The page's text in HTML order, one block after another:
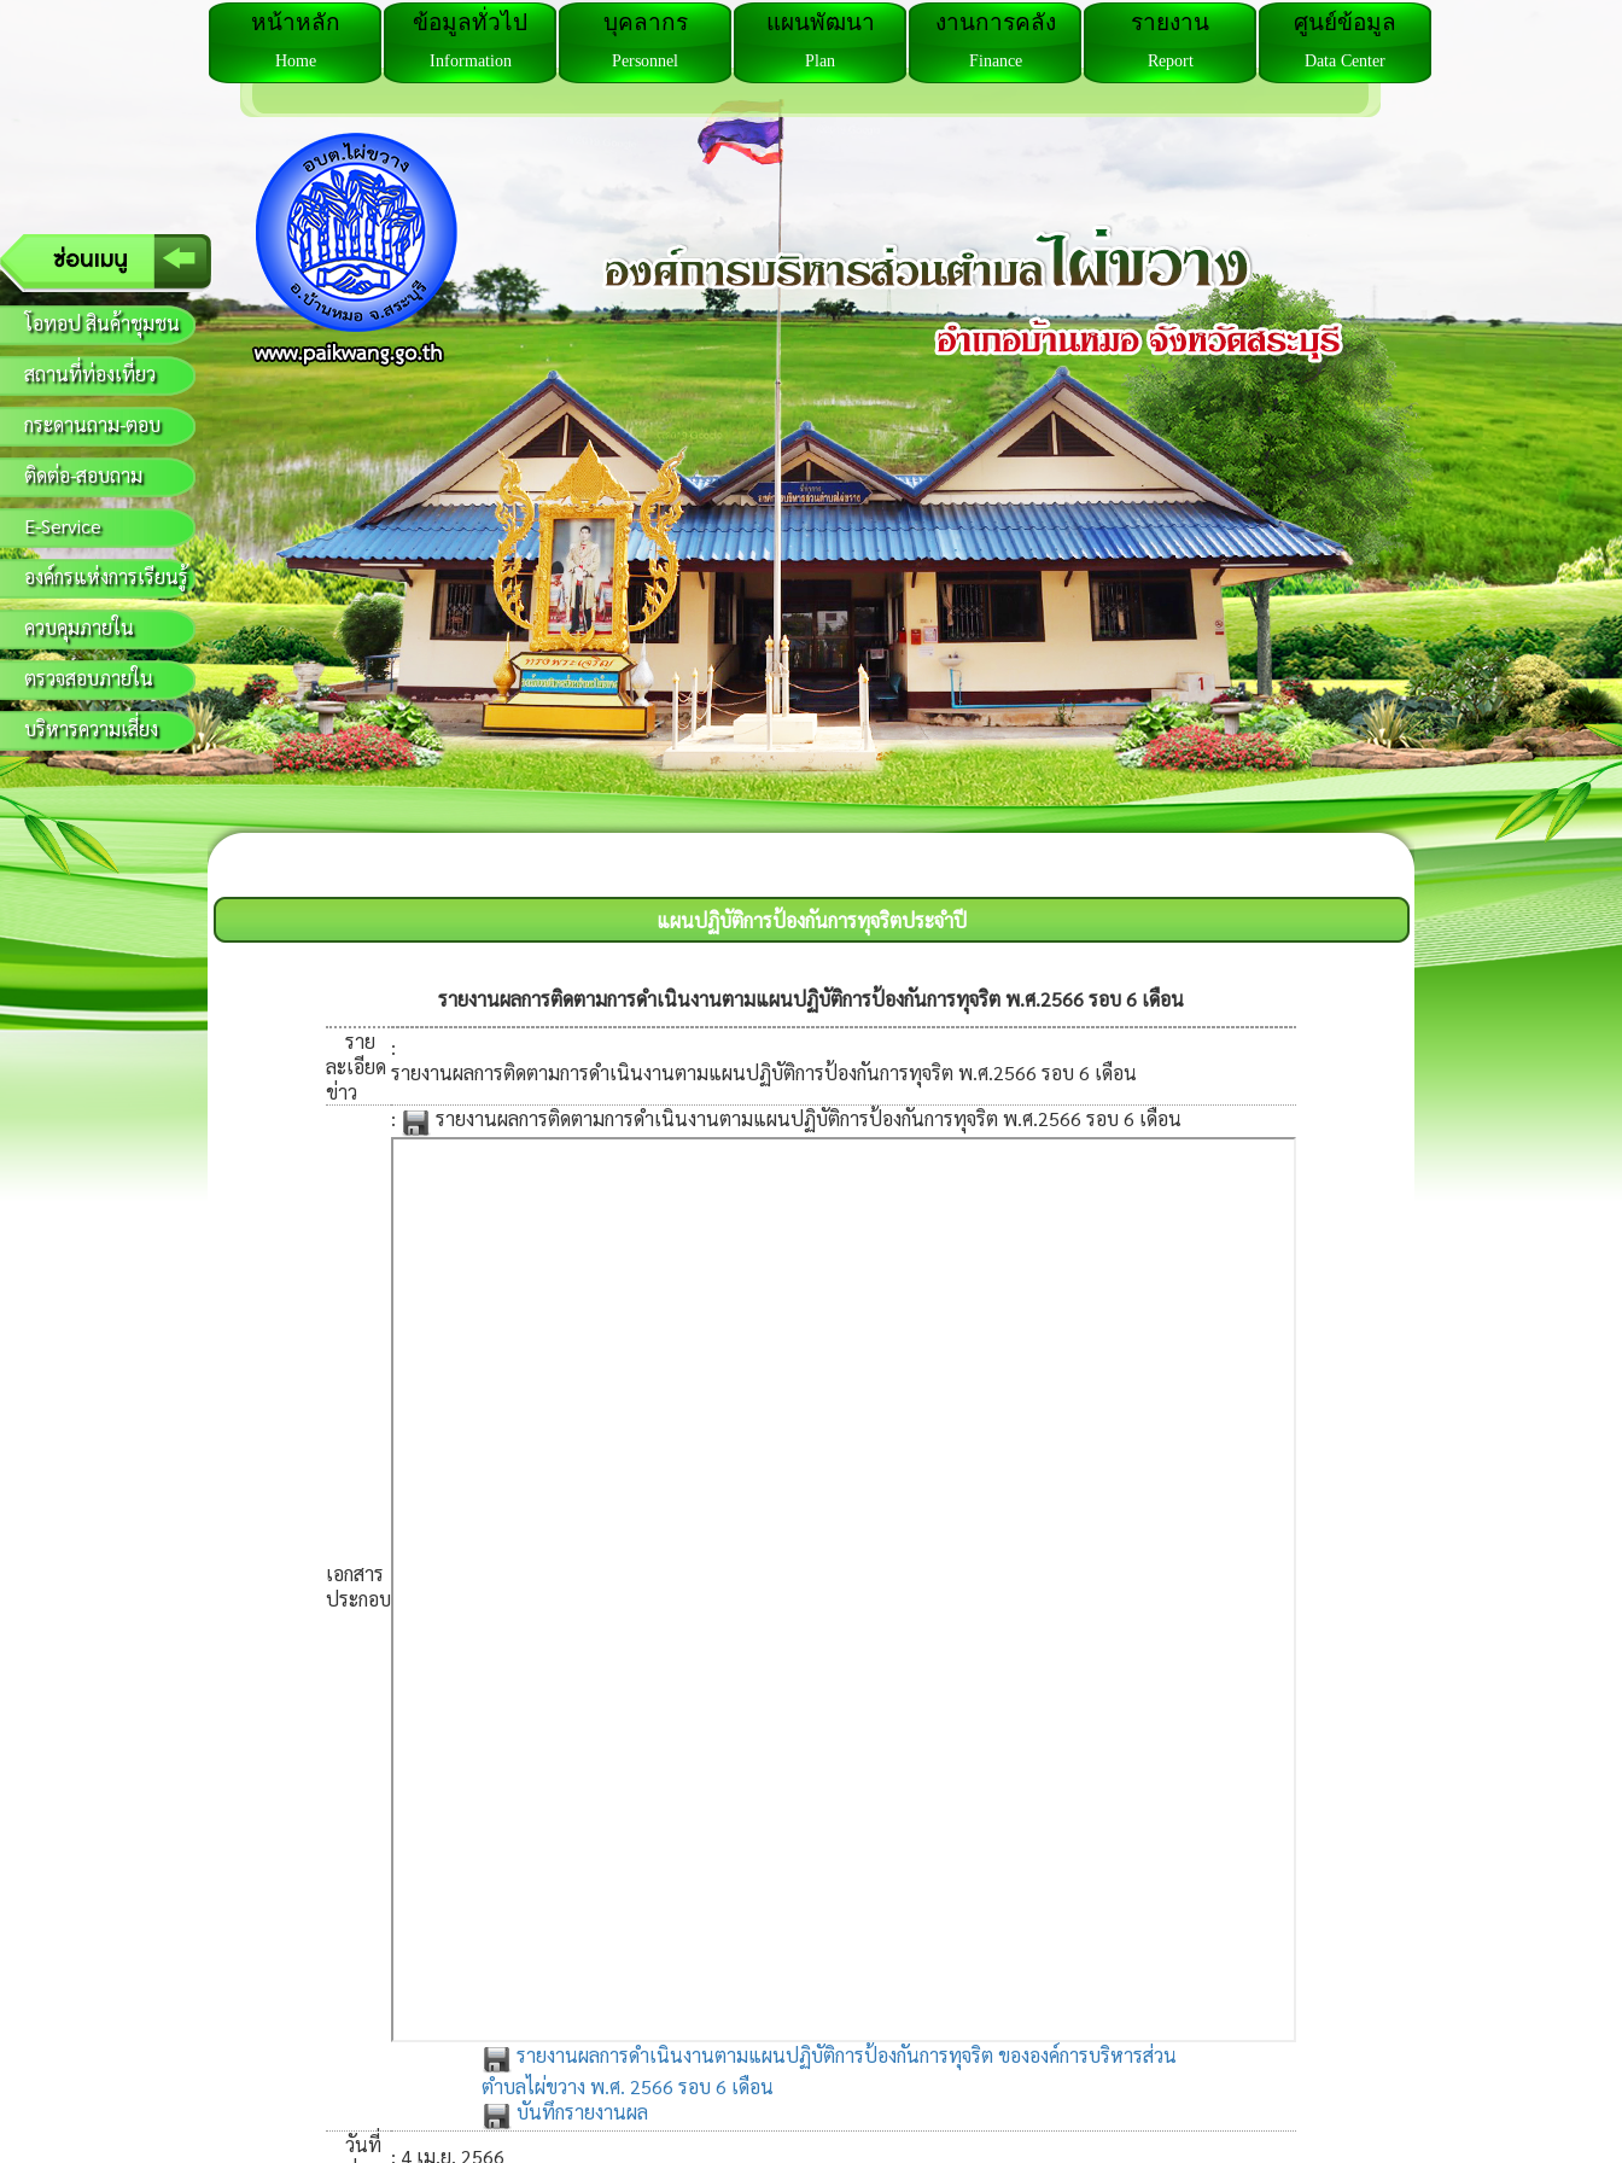
โอทอป สินค้าชุมชน
สถานที่ท่องเที่ยว
กระดานถาม-ตอบ
ติดต่อ-สอบถาม
E-Service
องค์กรแห่งการเรียนรู้
ควบคุมภายใน
ตรวจสอบภายใน
บริหารความเสี่ยง
หน้าหลัก
Home
ข้อมูลทั่วไป
Information
บุคลากร
Personnel
แผนพัฒนา
Plan
งานการคลัง
Finance
รายงาน
Report
ศูนย์ข้อมูล
Data Center
แผนปฏิบัติการป้องกันการทุจริตประจำปี
รายงานผลการติดตามการดำเนินงานตามแผนปฏิบัติการป้องกันการทุจริต พ.ศ.2566 รอบ 6 เดือน
ราย
ละเอียด
ข่าว
:
รายงานผลการติดตามการดำเนินงานตามแผนปฏิบัติการป้องกันการทุจริต พ.ศ.2566 รอบ 6 เดือน
เอกสาร
ประกอบ
: รายงานผลการติดตามการดำเนินงานตามแผนปฏิบัติการป้องกันการทุจริต พ.ศ.2566 รอบ 6 เดือน
รายงานผลการดำเนินงานตามแผนปฏิบัติการป้องกันการทุจริต ขององค์การบริหารส่วน
ตำบลไผ่ขวาง พ.ศ. 2566 รอบ 6 เดือน
บันทึกรายงานผล
วันที่ : 4 เม.ย. 2566